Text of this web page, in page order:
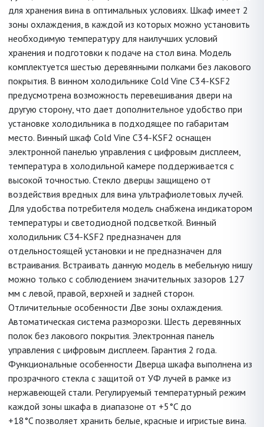
для хранения вина в оптимальных условиях. Шкаф имеет 2
зоны охлаждения, в каждой из которых можно установить
необходимую температуру для наилучших условий
хранения и подготовки к подаче на стол вина. Модель
комплектуется шестью деревянными полками без лакового
покрытия. В винном холодильнике Cold Vine C34-KSF2
предусмотрена возможность перевешивания двери на
другую сторону, что дает дополнительное удобство при
установке холодильника в подходящее по габаритам
место. Винный шкаф Cold Vine C34-KSF2 оснащен
электронной панелью управления с цифровым дисплеем,
температура в холодильной камере поддерживается с
высокой точностью. Стекло дверцы защищено от
воздействия вредных для вина ультрафиолетовых лучей.
Для удобства потребителя модель снабжена индикатором
температуры и светодиодной подсветкой. Винный
холодильник C34-KSF2 предназначен для
отдельностоящей установки и не предназначен для
встраивания. Встраивать данную модель в мебельную нишу
можно только с соблюдением значительных зазоров 127
мм с левой, правой, верхней и задней сторон.
Отличительные особенности Две зоны охлаждения.
Автоматическая система разморозки. Шесть деревянных
полок без лакового покрытия. Электронная панель
управления с цифровым дисплеем. Гарантия 2 года.
Функциональные особенности Дверца шкафа выполнена из
прозрачного стекла с защитой от УФ лучей в рамке из
нержавеющей стали. Регулируемый температурный режим
каждой зоны шкафа в диапазоне от +5°C до
+18°C позволяет хранить белые, красные и игристые вина.